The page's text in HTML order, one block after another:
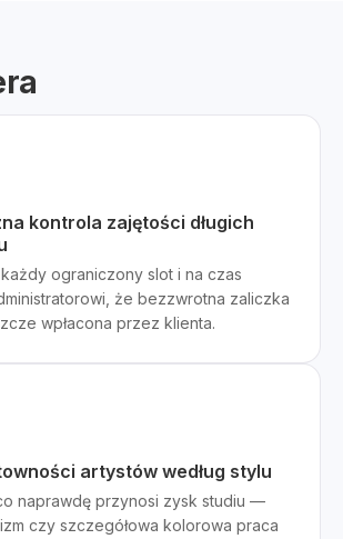
kontrola zajętości długich
ograniczony slot i na czas
że bezzwrotna zaliczka
wpłacona przez klienta.
artystów według stylu
naprawdę przynosi zysk studiu —
czy szczegółowa kolorowa praca